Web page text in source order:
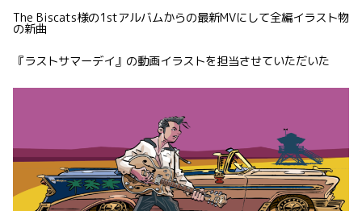
The Biscats様の1stアルバムからの最新MVにして全編イラスト物
の新曲
『ラストサマーデイ』の動画イラストを担当させていただいた